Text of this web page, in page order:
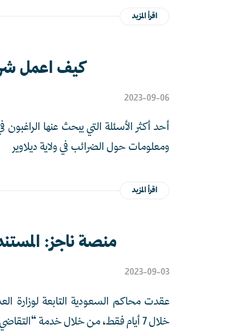
اقرأ المزيد
كيف اعمل
2023-09-06
أحد أكثر الأسئلة التي يبحث عنها
ومعلومات حول الضرائب في ولاية ديلاوير
اقرأ المزيد
منصة ناجز:
2023-09-03
خلال 7 أيام فقط، من خلال خدمة “التقاضي الإلكتروني” منصة ناجز.